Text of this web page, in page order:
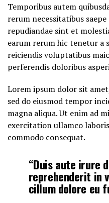
Temporibus autem
rerum necessitatibus
repudiandae sint et
earum rerum hic tenetur a
reiciendis voluptatibus
perferendis doloribus
Lorem ipsum dolor sit
sed do eiusmod tempor
magna aliqua. Ut enim ad
exercitation ullamco
commodo consequat.
“Duis aute irure
reprehenderit in
cillum dolore eu